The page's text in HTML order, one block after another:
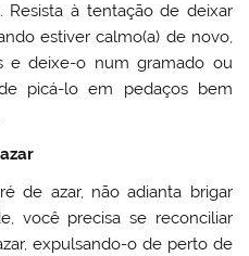
Resista à tentação de deixar
estiver calmo(a) de novo,
e deixe-o num gramado ou
picá-lo em pedaços bem
de azar, não adianta brigar
você precisa se reconciliar
expulsando-o de perto de